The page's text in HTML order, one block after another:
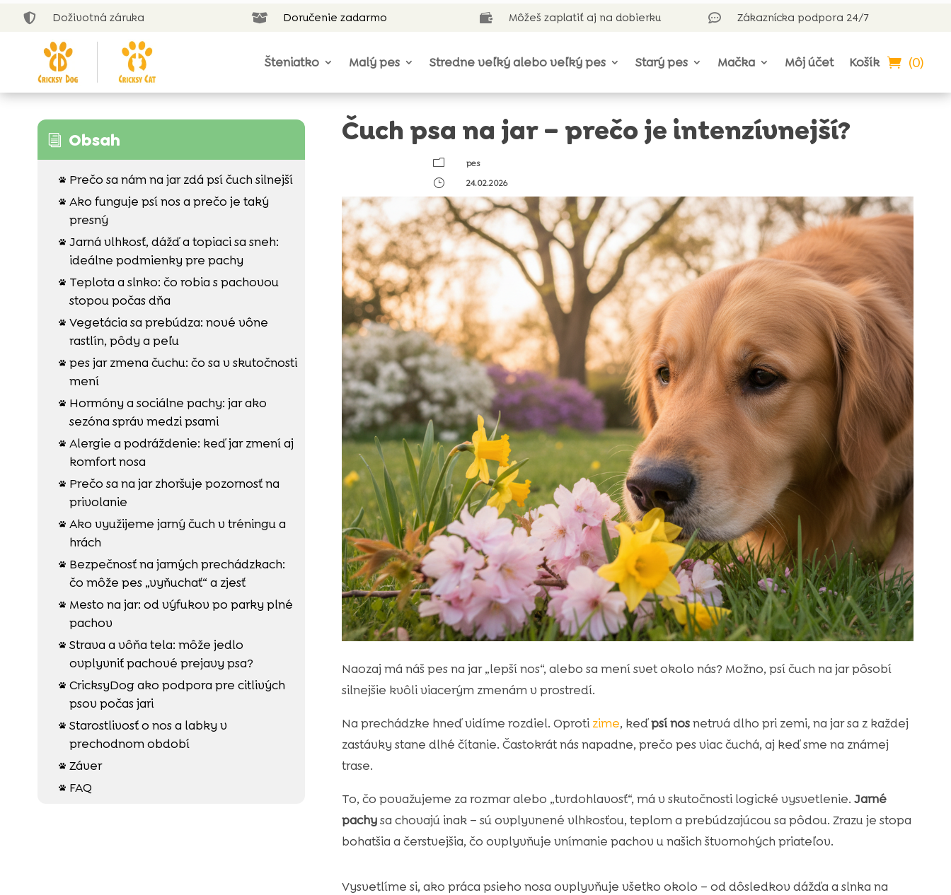
 Doživotná záruka  Doručenie zadarmo  Môžeš zaplatiť aj na dobierku  Zákaznícka podpora 24/7
Šteniatko Malý pes Stredne veľký alebo veľký pes Starý pes Mačka Môj účet Košík (0)
i Obsah
 Prečo sa nám na jar zdá psí čuch silnejší
 Ako funguje psí nos a prečo je taký
presný
 Jarná vlhkosť, dážď a topiaci sa sneh:
ideálne podmienky pre pachy

Teplota a slnko: čo robia s pachovou
stopou počas dňa
 Vegetácia sa prebúdza: nové vône
rastlín, pôdy a peľu
 pes jar zmena čuchu: čo sa v skutočnosti
mení

Hormóny a sociálne pachy: jar ako
sezóna správ medzi psami
 Alergie a podráždenie: keď jar zmení aj
komfort nosa

Prečo sa na jar zhoršuje pozornosť na
privolanie
 Ako využijeme jarný čuch v tréningu a
hrách

Bezpečnosť na jarných prechádzkach:
čo môže pes „vyňuchať“ a zjesť

Mesto na jar: od výfukov po parky plné
pachov
 Strava a vôňa tela: môže jedlo
ovplyvniť pachové prejavy psa?
 CricksyDog ako podpora pre citlivých
psov počas jari
 Starostlivosť o nos a labky v
prechodnom období
 Záver
 FAQ
Čuch psa na jar – prečo je intenzívnejší?
m
pes
}
24.02.2026
Naozaj má náš pes na jar „lepší nos“, alebo sa mení svet okolo nás? Možno, psí čuch na jar pôsobí
silnejšie kvôli viacerým zmenám v prostredí.
Na prechádzke hneď vidíme rozdiel. Oproti zime, keďpsí nosnetrvá dlho pri zemi, na jar sa z každej
zastávky stane dlhé čítanie. Častokrát nás napadne, prečo pes viac čuchá, aj keď sme na známej
trase.
To, čo považujeme za rozmar alebo „tvrdohlavosť“, má v skutočnosti logické vysvetlenie. Jarné
pachysa chovajú inak – sú ovplyvnené vlhkosťou, teplom a prebúdzajúcou sa pôdou. Zrazu je stopa
bohatšia a čerstvejšia, čo ovplyvňuje vnímanie pachov u našich štvornohých priateľov.
Vysvetlíme si, ako práca psieho nosa ovplyvňuje všetko okolo – od dôsledkov dážďa a slnka na